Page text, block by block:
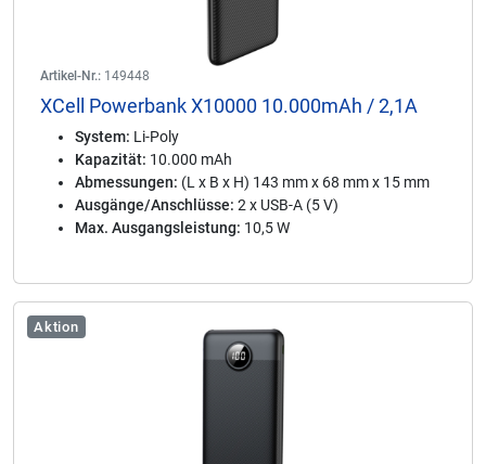
Artikel-Nr.: 149448
XCell Powerbank X10000 10.000mAh / 2,1A
System: Li-Poly
Kapazität: 10.000 mAh
Abmessungen: (L x B x H) 143 mm x 68 mm x 15 mm
Ausgänge/Anschlüsse: 2 x USB-A (5 V)
Max. Ausgangsleistung: 10,5 W
Aktion